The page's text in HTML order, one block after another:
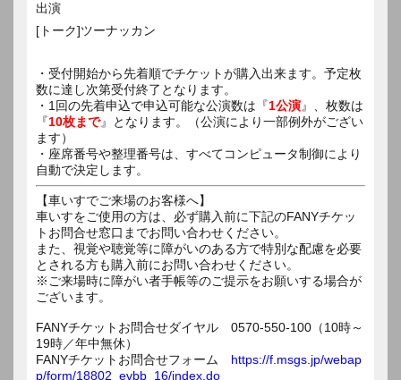
出演
[トーク]ツーナッカン
・受付開始から先着順でチケットが購入出来ます。予定枚
数に達し次第受付終了となります。
・1回の先着申込で申込可能な公演数は『1公演』、枚数は
『10枚まで』となります。（公演により一部例外がござい
ます）
・座席番号や整理番号は、すべてコンピュータ制御により
自動で決定します。
【車いすでご来場のお客様へ】
車いすをご使用の方は、必ず購入前に下記のFANYチケッ
トお問合せ窓口までお問い合わせください。
また、視覚や聴覚等に障がいのある方で特別な配慮を必要
とされる方も購入前にお問い合わせください。
※ご来場時に障がい者手帳等のご提示をお願いする場合が
ございます。
FANYチケットお問合せダイヤル 0570-550-100（10時～
19時／年中無休）
FANYチケットお問合せフォーム https://f.msgs.jp/webap
p/form/18802_evbb_16/index.do